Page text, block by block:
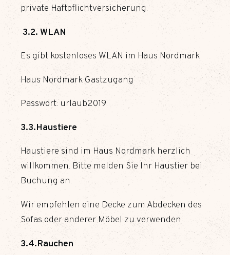
private Haftpflichtversicherung.
3.2. WLAN
Es gibt kostenloses WLAN im Haus Nordmark
Haus Nordmark Gastzugang
Passwort: urlaub2019
3.3.Haustiere
Haustiere sind im Haus Nordmark herzlich
willkommen. Bitte melden Sie Ihr Haustier bei
Buchung an.
Wir empfehlen eine Decke zum Abdecken des
Sofas oder anderer Möbel zu verwenden.
3.4.Rauchen